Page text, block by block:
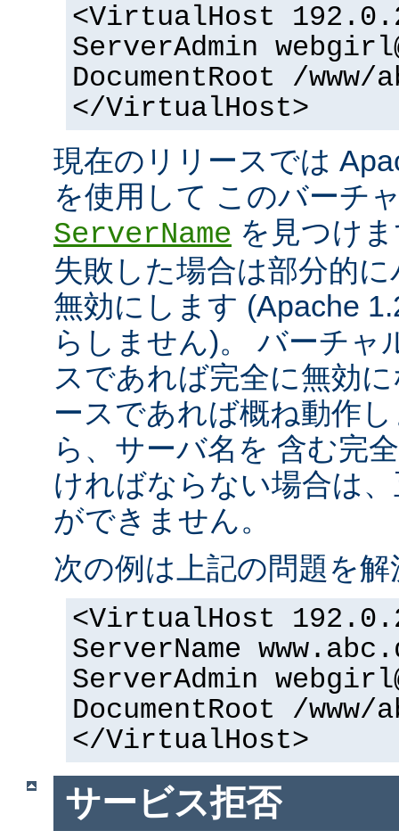
<VirtualHost
ServerAdmin
DocumentRoot /www/
</VirtualHost>
現在のリリースでは
を使用して このバーチ
ServerName を見つけ
失敗した場合は部分的
無効にします (Apache
らしません)。 バーチャ
スであれば完全に無効
ースであれば概ね動作
ら、サーバ名を 含む完
ければならない場合は
ができません。
次の例は上記の問題を
<VirtualHost
ServerName
ServerAdmin
DocumentRoot /www/
</VirtualHost>
サービス拒否